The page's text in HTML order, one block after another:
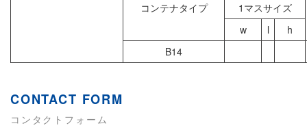
コンテナタイプ
1マスサイズ
w
l
h
B14
CONTACT FORM
コンタクトフォーム